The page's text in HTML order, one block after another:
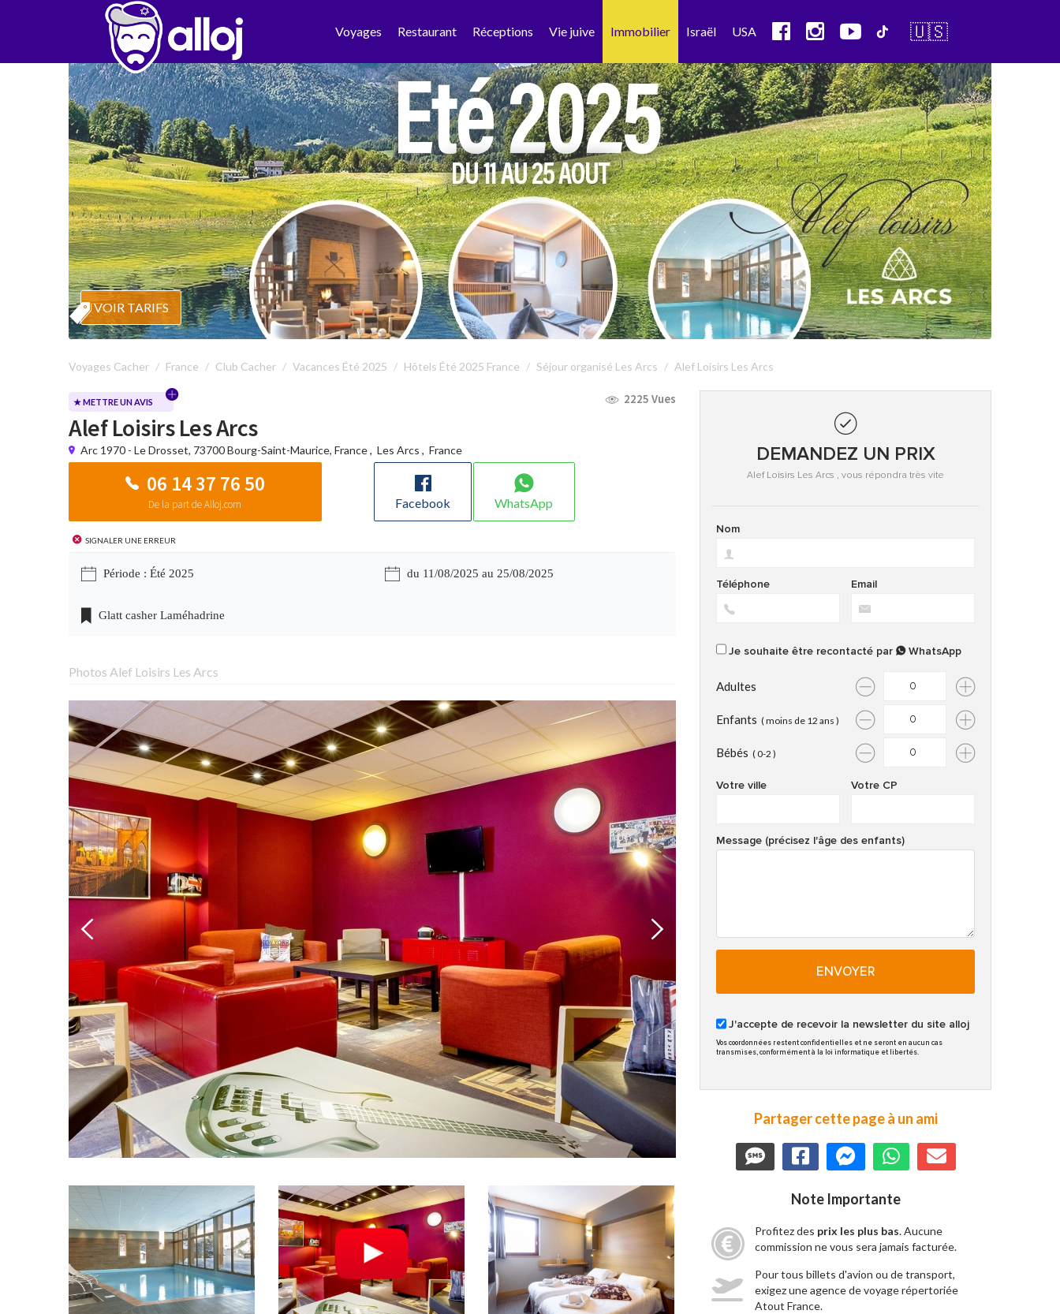
Voyages Restaurant Réceptions Vie juive Immobilier Israël USA 🇺🇸
VOIR TARIFS
Voyages Cacher France Club Cacher Vacances Été 2025 Hôtels Été 2025 France Séjour organisé Les Arcs Alef Loisirs Les Arcs
★ METTRE UN AVIS 2225 Vues
Alef Loisirs Les Arcs
Arc 1970 - Le Drosset, 73700 Bourg-Saint-Maurice, France, Les Arcs , France
06 14 37 76 50
De la part de Alloj.com Facebook WhatsApp
Signaler une erreur
Période : Été 2025 du 11/08/2025 au 25/08/2025
Glatt casher Laméhadrine
Photos Alef Loisirs Les Arcs
DEMANDEZ UN PRIX
Alef Loisirs Les Arcs , vous répondra très vite
Nom
Email
Téléphone
Je souhaite être recontacté par WhatsApp
Adultes
Enfants ( moins de 12 ans )
Bébés ( 0-2 )
Votre CP
Votre ville
Message (précisez l'âge des enfants)
ENVOYER
J'accepte de recevoir la newsletter du site alloj
Vos coordonnées restent confidentielles et ne seront en aucun cas
transmises, conformément à la loi informatique et libertés.
Partager cette page à un ami
Note Importante
Profitez des prix les plus bas. Aucune
commission ne vous sera jamais facturée.
Pour tous billets d'avion ou de transport,
exigez une agence de voyage répertoriée
Atout France.